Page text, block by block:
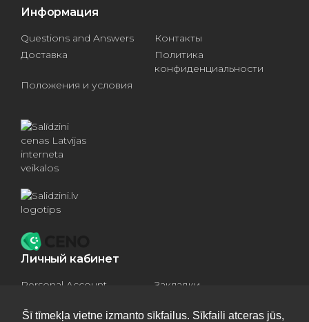
Šī tīmekļa vietne izmanto sīkfailus. Sīkfaili atceras jūs,
Информация
Questions and Answers
Контакты
Доставка
Политика
конфиденциальности
Положения и условия
Личный кабинет
Personal Account
Закладки